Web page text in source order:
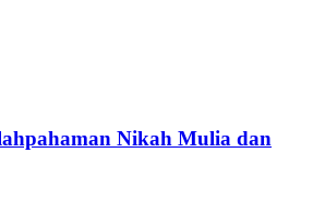
Nikah Mulia dan